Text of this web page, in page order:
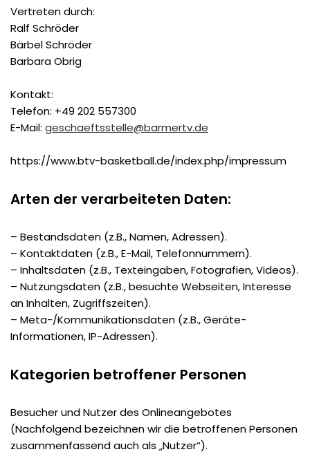
Vertreten durch:
Ralf Schröder
Bärbel Schröder
Barbara Obrig
Kontakt:
Telefon: +49 202 557300
E-Mail: geschaeftsstelle@barmertv.de
https://www.btv-basketball.de/index.php/impressum
Arten der verarbeiteten Daten:
– Bestandsdaten (z.B., Namen, Adressen).
– Kontaktdaten (z.B., E-Mail, Telefonnummern).
– Inhaltsdaten (z.B., Texteingaben, Fotografien, Videos).
– Nutzungsdaten (z.B., besuchte Webseiten, Interesse
an Inhalten, Zugriffszeiten).
– Meta-/Kommunikationsdaten (z.B., Geräte-
Informationen, IP-Adressen).
Kategorien betroffener Personen
Besucher und Nutzer des Onlineangebotes
(Nachfolgend bezeichnen wir die betroffenen Personen
zusammenfassend auch als „Nutzer“).